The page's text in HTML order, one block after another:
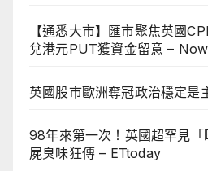
【通悉大市】匯市聚焦英國
兌港元PUT獲資金留意 –
英國股市歐洲奪冠政治穩定是
98年來第一次！英國超罕見
屍臭味狂傳 – ETtoday